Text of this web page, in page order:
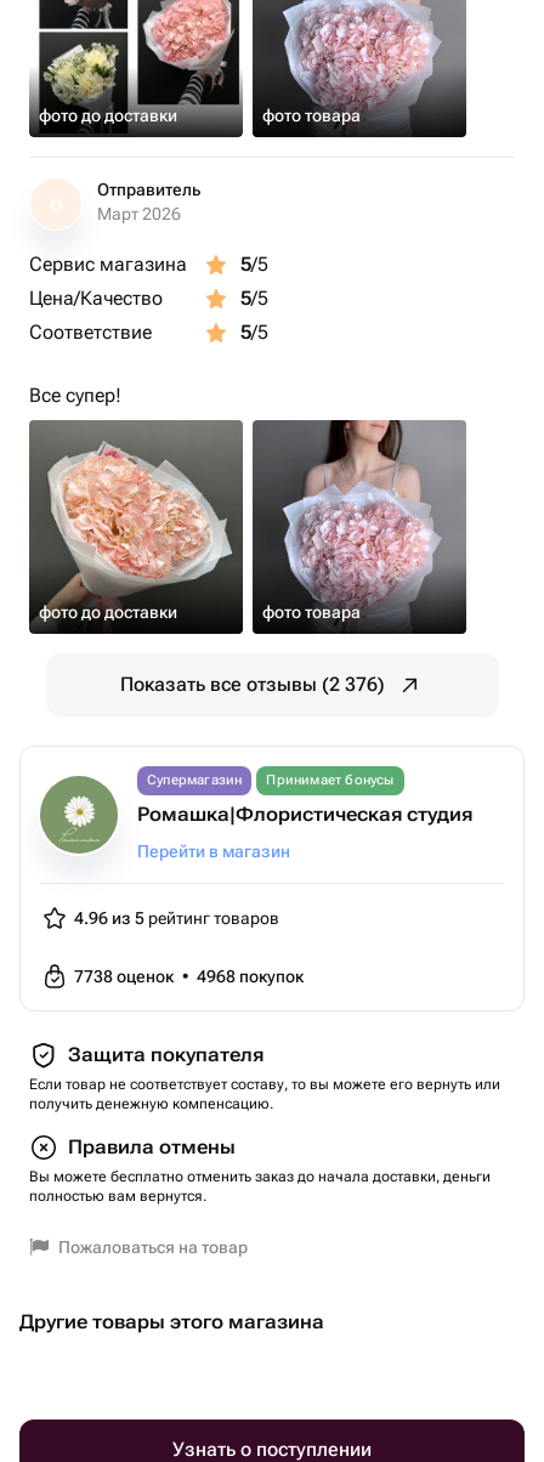
фото до доставки фото товара
О
Отправитель
Март 2026
Сервис магазина 5/5
Цена/Качество
5/5
Соответствие
5/5
Все супер!
фото до доставки фото товара
Показать все отзывы (2 376)
Супермагазин Принимает бонусы
Ромашка|Флористическая студия
Перейти в магазин
4.96 из 5 рейтинг товаров
7738оценок • 4968 покупок
Защита покупателя
Если товар не соответствует составу, то вы можете его вернуть или
получить денежную компенсацию.
Правила отмены
Вы можете бесплатно отменить заказ до начала доставки, деньги
полностью вам вернутся.
Пожаловаться на товар
Другие товары этого магазина
Узнать о поступлении